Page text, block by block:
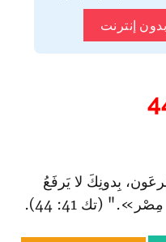
إنترنت
بِدونِكَ لا يَرفَعُ
(تك 41: 44).